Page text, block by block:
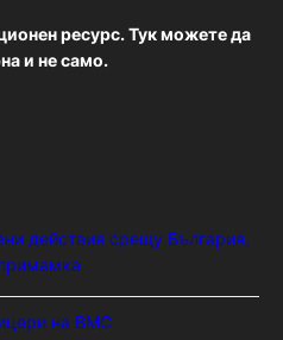
ресурс. Тук можете да
и не само.
действия срещу България,
на ВМС